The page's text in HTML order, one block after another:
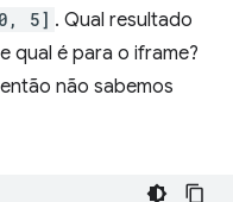
5] . Qual resultado
qual é para o iframe?
não sabemos